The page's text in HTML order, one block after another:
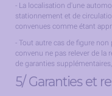
- La localisation d'une
stationnement et de
convenues comme étant
- Tout autre cas de figure
convenu ne pas relever de la
de garanties
5/ Garanties et